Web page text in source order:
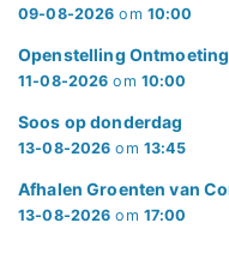
09-08-2026 om 10:00
Openstelling
11-08-2026 om 10:00
Soos op donderdag
13-08-2026 om 13:45
Afhalen Groenten van
13-08-2026 om 17:00